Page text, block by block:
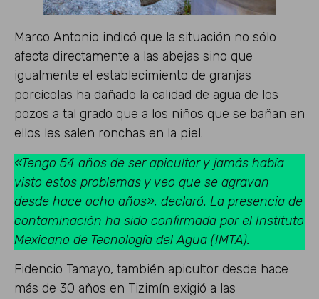
Marco Antonio indicó que la situación no sólo
afecta directamente a las abejas sino que
igualmente el establecimiento de granjas
porcícolas ha dañado la calidad de agua de los
pozos a tal grado que a los niños que se bañan en
ellos les salen ronchas en la piel.
«Tengo 54 años de ser apicultor y jamás había
visto estos problemas y veo que se agravan
desde hace ocho años», declaró. La presencia de
contaminación ha sido confirmada por el Instituto
Mexicano de Tecnología del Agua (IMTA).
Fidencio Tamayo, también apicultor desde hace
más de 30 años en Tizimín exigió a las